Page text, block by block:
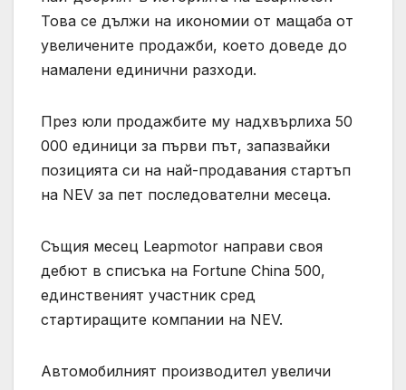
Това се дължи на икономии от мащаба от
увеличените продажби, което доведе до
намалени единични разходи.
През юли продажбите му надхвърлиха 50
000 единици за първи път, запазвайки
позицията си на най-продавания стартъп
на NEV за пет последователни месеца.
Същия месец Leapmotor направи своя
дебют в списъка на Fortune China 500,
единственият участник сред
стартиращите компании на NEV.
Автомобилният производител увеличи